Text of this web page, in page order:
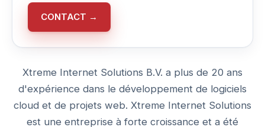
CONTACT →
Xtreme Internet Solutions B.V. a plus de 20 ans
d'expérience dans le développement de logiciels
cloud et de projets web. Xtreme Internet Solutions
est une entreprise à forte croissance et a été